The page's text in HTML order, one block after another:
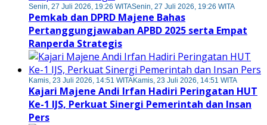
Senin, 27 Juli 2026, 19:26 WITASenin, 27 Juli 2026, 19:26 WITA
Pemkab dan DPRD Majene Bahas
Pertanggungjawaban APBD 2025 serta Empat
Ranperda Strategis
Kamis, 23 Juli 2026, 14:51 WITAKamis, 23 Juli 2026, 14:51 WITA
Kajari Majene Andi Irfan Hadiri Peringatan HUT
Ke-1 IJS, Perkuat Sinergi Pemerintah dan Insan
Pers